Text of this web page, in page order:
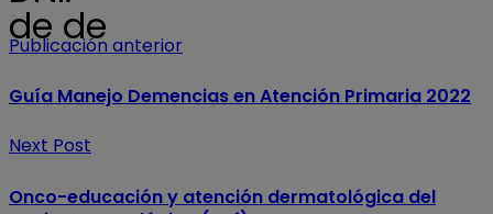
de de
Publicación anterior
Guía Manejo Demencias en Atención Primaria 2022
Next Post
Onco-educación y atención dermatológica del